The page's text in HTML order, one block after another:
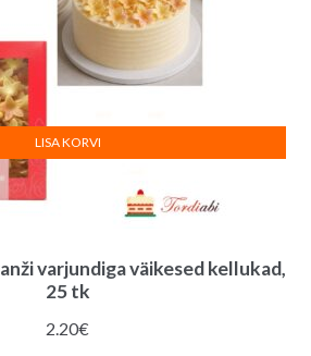
varjundiga väikesed kellukad,
25 tk
2.20€
LISA KORVI